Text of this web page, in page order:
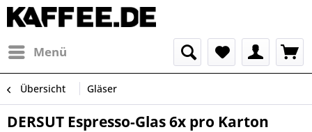
Menü
Übersicht Gläser
DERSUT Espresso-Glas 6x pro Karton